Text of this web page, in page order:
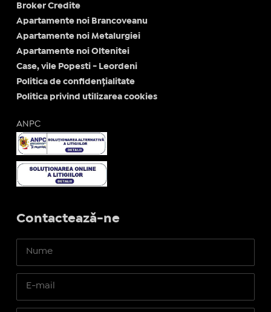
Broker Credite
Apartamente noi Brancoveanu
Apartamente noi Metalurgiei
Apartamente noi Oltenitei
Case, vile Popesti - Leordeni
Politica de confidențialitate
Politica privind utilizarea cookies
ANPC
Contactează-ne